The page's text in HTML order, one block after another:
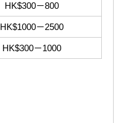
HK$300－800
HK$1000－2500
HK$300－1000